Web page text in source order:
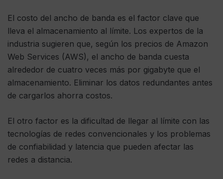
El costo del ancho de banda es el factor clave que
lleva el almacenamiento al límite. Los expertos de la
industria sugieren que, según los precios de Amazon
Web Services (AWS), el ancho de banda cuesta
alrededor de cuatro veces más por gigabyte que el
almacenamiento. Eliminar los datos redundantes antes
de cargarlos ahorra costos.
El otro factor es la dificultad de llegar al límite con las
tecnologías de redes convencionales y los problemas
de confiabilidad y latencia que pueden afectar las
redes a distancia.